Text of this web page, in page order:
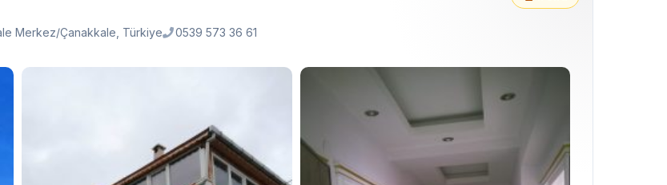
Merkez/Çanakkale, Türkiye 0539 573 36 61